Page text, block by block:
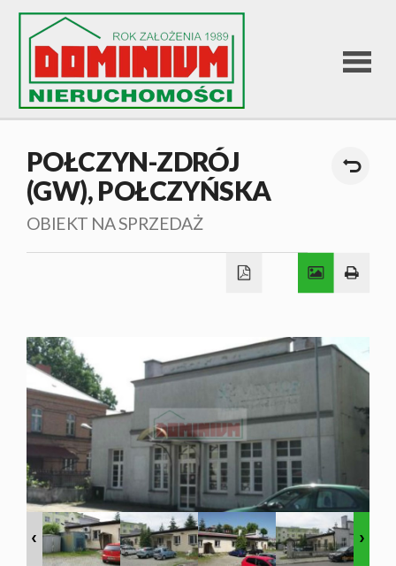
STRONA
OFERTA
NAJMU
O NAS
CO
POŁCZYN-ZDRÓJ
(GW),POŁCZYŃSKA
OBIEKT NA SPRZEDAŻ